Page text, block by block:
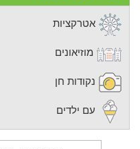
אטרקציות
מוזיאונים
נקודות חן
עם ילדים